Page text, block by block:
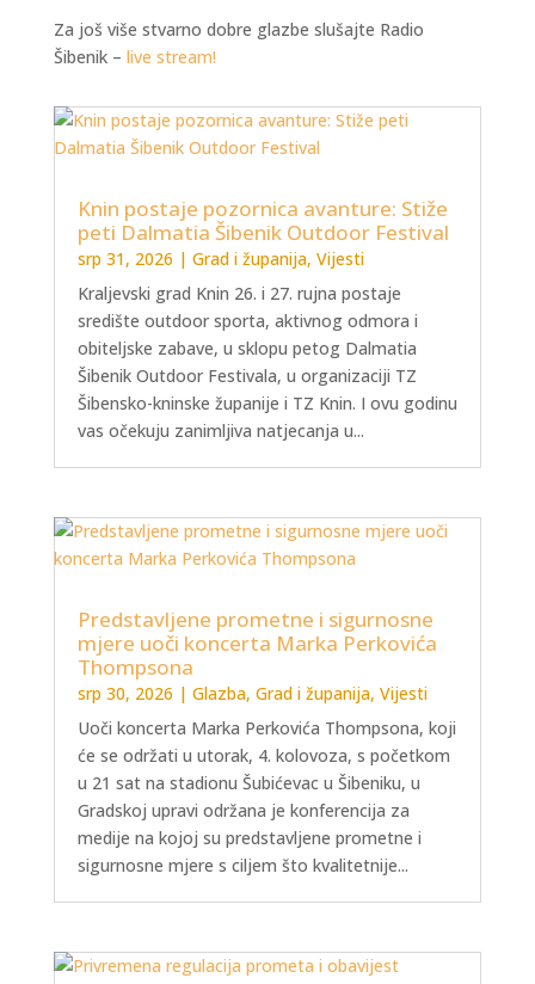
Za još više stvarno dobre glazbe slušajte Radio
Šibenik – live stream!
Knin postaje pozornica avanture: Stiže
peti Dalmatia Šibenik Outdoor Festival
srp 31, 2026 | Grad i županija, Vijesti
Kraljevski grad Knin 26. i 27. rujna postaje
središte outdoor sporta, aktivnog odmora i
obiteljske zabave, u sklopu petog Dalmatia
Šibenik Outdoor Festivala, u organizaciji TZ
Šibensko-kninske županije i TZ Knin. I ovu godinu
vas očekuju zanimljiva natjecanja u...
Predstavljene prometne i sigurnosne
mjere uoči koncerta Marka Perkovića
Thompsona
srp 30, 2026 | Glazba, Grad i županija, Vijesti
Uoči koncerta Marka Perkovića Thompsona, koji
će se održati u utorak, 4. kolovoza, s početkom
u 21 sat na stadionu Šubićevac u Šibeniku, u
Gradskoj upravi održana je konferencija za
medije na kojoj su predstavljene prometne i
sigurnosne mjere s ciljem što kvalitetnije...